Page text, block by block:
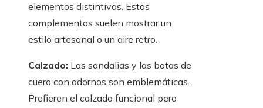
elementos distintivos. Estos
complementos suelen mostrar un
estilo artesanal o un aire retro.
Calzado: Las sandalias y las botas de
cuero con adornos son emblemáticas.
Prefieren el calzado funcional pero